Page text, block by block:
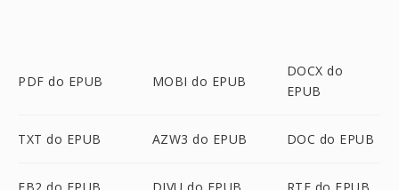
PDF do EPUB MOBI do EPUB
DOCX do
EPUB
TXT do EPUB AZW3 do EPUB DOC do EPUB